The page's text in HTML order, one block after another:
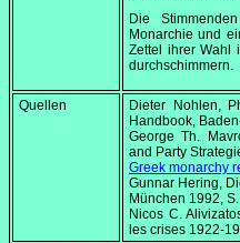
Die
Monarchie und
Zettel ihrer Wahl
durchschimmern.
Quellen Dieter Nohlen,
Handbook,
George Th.
and Party
Greek monarchy
Gunnar Hering,
München 1992,
Nicos C.
les crises 1922-